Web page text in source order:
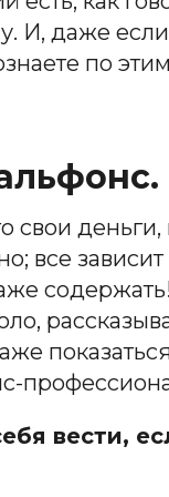
И, даже
по
свои
все зависит
вести,